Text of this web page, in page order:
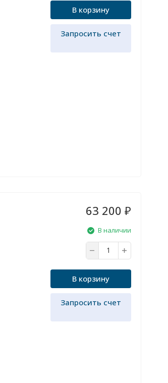
В корзину
Запросить счет
63 200 ₽
В наличии
В корзину
Запросить счет